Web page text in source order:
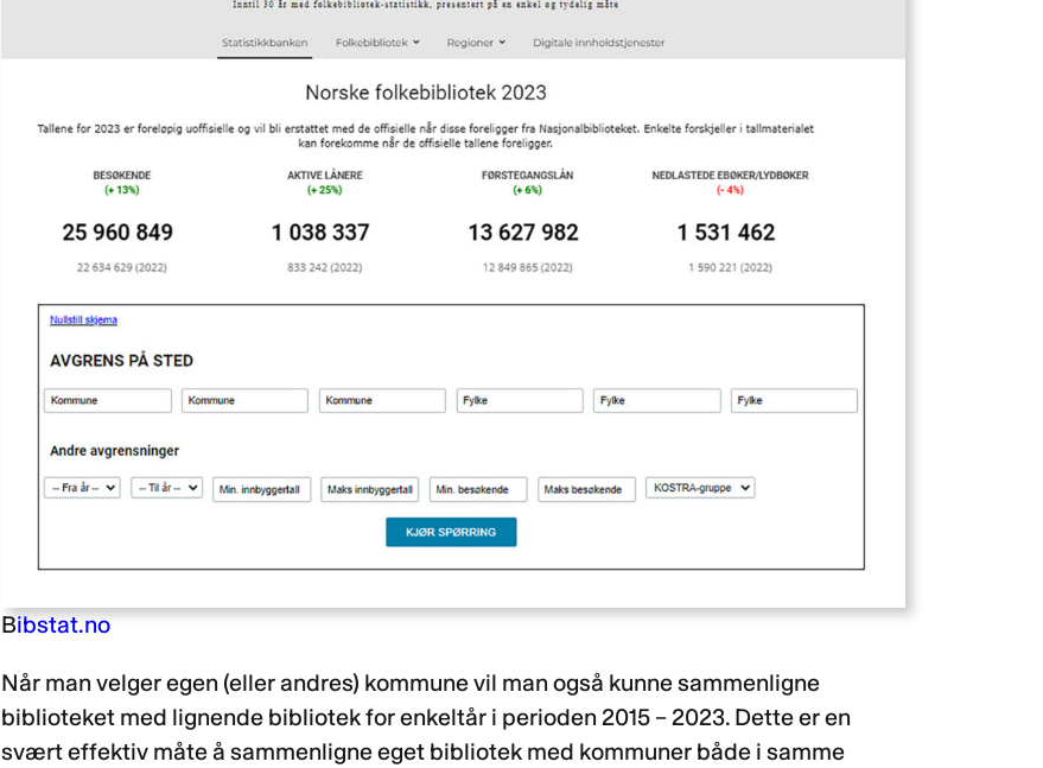
Bibstat.no
Når man velger egen (eller andres) kommune vil man også kunne sammenligne
biblioteket med lignende bibliotek for enkeltår i perioden 2015 – 2023. Dette er en
svært effektiv måte å sammenligne eget bibliotek med kommuner både i samme